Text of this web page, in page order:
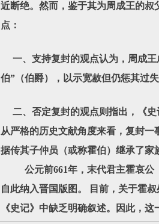
近断绝。然而，鉴于其为周成王的
点：
一、支持复封的观点认为，周成王
伯”（伯爵），以示宽赦但仍惩其过
二、否定复封的观点则指出，《史
从严格的历史文献角度来看，复封一
据传其子仲员（或称霍伯）继承了家
公元前661年，末代君主霍哀公（
自此纳入晋国版图。 目前，关于霍
《史记》中缺乏明确叙述。因此，